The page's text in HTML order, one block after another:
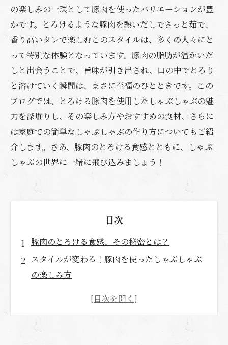
の楽しみの一環として豚肉を使ったバリエーションが豊
かです。とろけるような豚肉を熱いだしでさっと茹で、
香り高いタレで楽しむこのスタイルは、多くの人々にと
って特別な体験となっています。豚肉の脂肪が温かいだ
しと出会うことで、旨味が引き出され、口の中でとろり
と溶けていく瞬間は、まさに至福のひとときです。この
ブログでは、とろける豚肉を使用したしゃぶしゃぶの魅
力を深堀りし、その楽しみ方やおすすめの食材、さらに
は家庭での簡単なしゃぶしゃぶの作り方についてもご紹
介します。さあ、豚肉のとろける食感とともに、しゃぶ
しゃぶの世界に一緒に飛び込みましょう！
目次
豚肉のとろける食感、その秘密とは？
スタイルが変わる！豚肉を使ったしゃぶしゃぶ
の楽しみ方
おいしい出汁が鍵！とろける豚肉との完璧な組